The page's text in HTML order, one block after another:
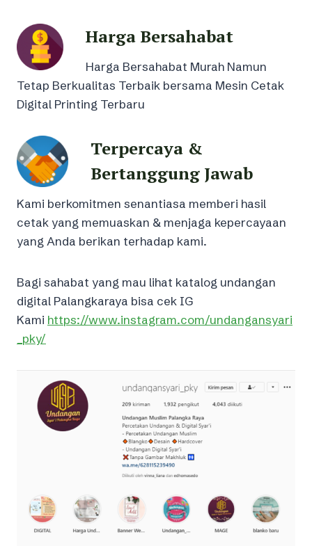
Harga Bersahabat
Harga Bersahabat Murah Namun
Tetap Berkualitas Terbaik bersama Mesin Cetak
Digital Printing Terbaru
Terpercaya &
Bertanggung Jawab
Kami berkomitmen senantiasa memberi hasil
cetak yang memuaskan & menjaga kepercayaan
yang Anda berikan terhadap kami.
Bagi sahabat yang mau lihat katalog undangan
digital Palangkaraya bisa cek IG
Kami https://www.instagram.com/undangansyari
_pky/